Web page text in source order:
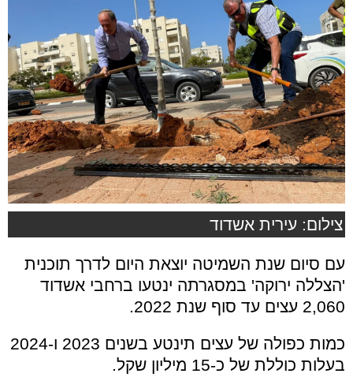
צילום: עירית אשדוד
עם סיום שנת השמיטה יוצאת היום לדרך תוכנית
'הצללה ירוקה' במסגרתה ינטעו ברחבי אשדוד
2,060 עצים עד סוף שנת 2022.
כמות כפולה של עצים תינטע בשנים 2023 ו-2024
בעלות כוללת של כ-15 מיליון שקל.